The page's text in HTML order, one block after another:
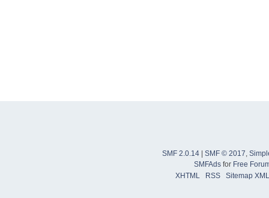
SMF 2.0.14 SMF © 2017
SMFAdsfor Free
XHTML
RSS Sitemap XML